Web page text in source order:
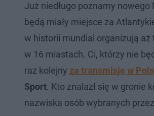
Już niedługo poznamy
będą miały miejsce za
w historii mundial organizują
w 16 miastach. Ci, którzy nie
raz kolejny za transmisję w
Sport. Kto znalazł się w gronie
nazwiska osób wybranych